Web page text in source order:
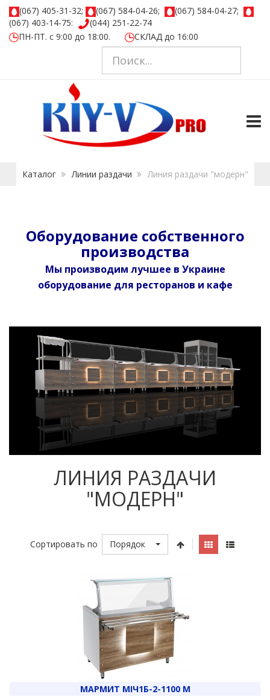
(067) 405-31-32; (067) 584-04-26;
(067) 584-04-27;
(067) 403-14-75:
(044) 251-22-74
ПН-ПТ. с 9:00 до 18:00.
СКЛАД до 16:00
Каталог Линии раздачи Линия раздачи "модерн"
Оборудование собственного
производства
Мы производим лучшее в Украине
оборудование для ресторанов и кафе
ЛИНИЯ РАЗДАЧИ
"МОДЕРН"
Сортировать по Порядок
МАРМИТ МІЧ1Б-2-1100 М